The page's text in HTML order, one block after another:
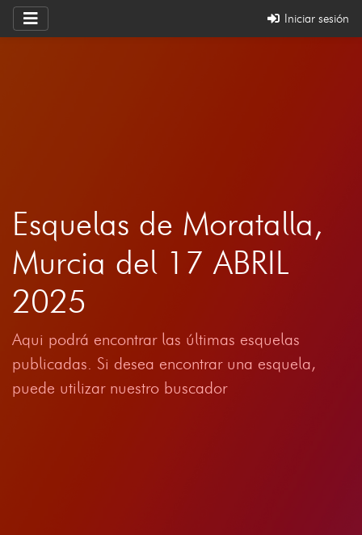
Iniciar sesión
Esquelas de Moratalla,
Murcia del 17 ABRIL
2025
Aqui podrá encontrar las últimas esquelas
publicadas. Si desea encontrar una esquela,
puede utilizar nuestro buscador